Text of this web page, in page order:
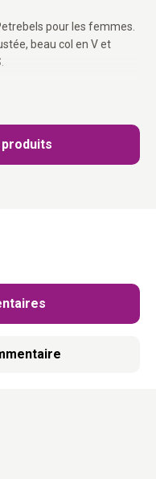
pour les femmes.
beau col en V et
mérite d’être